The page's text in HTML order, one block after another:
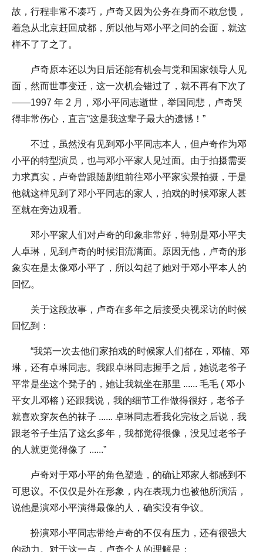
故，行程非常不凑巧，卢奇又因为公务在身而不敢怠慢，
着急从北京赶回成都，所以他与邓小平之间的会面，就这
样不了了之了。
卢奇原本还以为日后还能有机会与党和国家领导人见
面，然而世事变迁，这一次机会错过了，就不再有下次了
——1997 年 2 月，邓小平同志逝世，举国同悲，卢奇哭
得非常伤心，直言“这是我这辈子最大的遗憾！”
不过，虽然没有见到邓小平同志本人，但卢奇作为邓
小平的特型演员，也与邓小平家人见过面。由于拍摄需要
力求真实，卢奇曾跟随剧组前往邓小平家实景拍摄，于是
他就这样见到了邓小平同志的家人，拍戏的时候邓家人甚
至就在旁边观看。
邓小平家人们对卢奇的印象非常好，特别是邓小平夫
人卓琳，见到卢奇的时候泪流满面。原因无他，卢奇的形
象实在是太像邓小平了，所以勾起了她对于邓小平本人的
回忆。
关于这段故事，卢奇在多年之后接受央视采访的时候
回忆到：
“我第一次去他们家拍戏的时候家人们都在，邓楠、邓
琳，还有卓琳同志。我跟卓琳同志握手之后，她说老爷子
平常是坐这个凳子的，她让我就坐在那里 ...... 毛毛 ( 邓小
平女儿邓榕 ) 还跟我说，我的细节工作做得很好，老爷子
就喜欢穿灰色的袜子 ...... 卓琳同志看我化完妆之后说，我
跟老爷子生活了这幺多年，我都觉得很像，没见过老爷子
的人就更觉得像了 ......”
卢奇对于邓小平的角色塑造，的确让邓家人都感到不
可思议。不仅仅是外在形象，内在表现力也被他所演活，
说他是演邓小平演得最像的人，确实没有争议。
扮演邓小平同志带给卢奇的不仅有压力，还有很强大
的动力。对于这一点，卢奇个人的理解是：